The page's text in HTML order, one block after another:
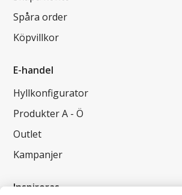
Spåra order
Köpvillkor
E-handel
Hyllkonfigurator
Produkter A - Ö
Outlet
Kampanjer
Inspireras